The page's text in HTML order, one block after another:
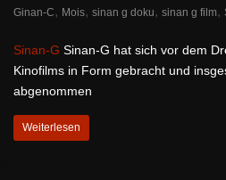
Ginan-C, Mois, sinan g doku, sinan g film,
Sinan-G Sinan-G hat sich vor dem
Kinofilms in Form gebracht und
abgenommen
Weiterlesen